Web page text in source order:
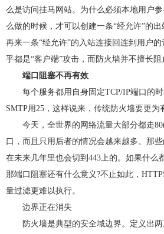
么是访问挂马网站。为什么必须本地用户
么做的时候，才可以创建一条“经允许”的
再来一条“经允许”的入站连接回连到用户
乎都是“客户端”攻击，而防火墙并不擅长阻
端口阻塞不再有效
每个服务都用自身固定TCP/IP端口的时
SMTP用25，这样说来，传统防火墙要更为
今天，全世界的网络流量大部分都走
口，而且只用后者的情况会越来越多。那
在未来几年里也会切到443上的。如果什么
那端口阻塞还有什么意义?不止如此，
量过滤更难以执行。
边界正在消失
防火墙是典型的安全域边界。定义出